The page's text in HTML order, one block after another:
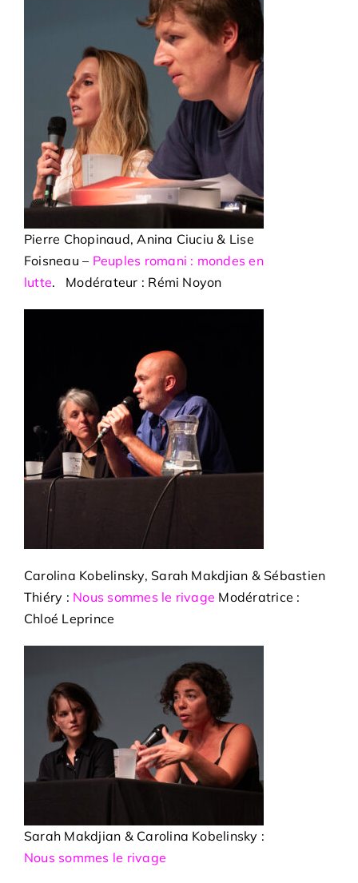
Pierre Chopinaud, Anina Ciuciu & Lise
Foisneau – Peuples romani : mondes en
lutte. Modérateur : Rémi Noyon
Carolina Kobelinsky, Sarah Makdjian & Sébastien
Thiéry : Nous sommes le rivage Modératrice :
Chloé Leprince
Sarah Makdjian & Carolina Kobelinsky :
Nous sommes le rivage